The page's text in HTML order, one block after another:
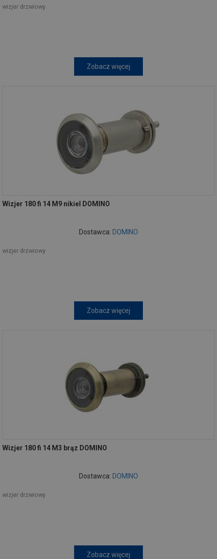
wizjer drzwiowy
Zobacz więcej
Wizjer 180 fi 14 M9 nikiel DOMINO
Dostawca: DOMINO
wizjer drzwiowy
Zobacz więcej
Wizjer 180 fi 14 M3 brąz DOMINO
Dostawca: DOMINO
wizjer drzwiowy
Zobacz więcej